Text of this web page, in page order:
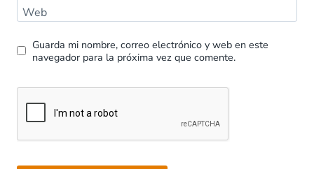
Web
Guarda mi nombre, correo electrónico y web en este
navegador para la próxima vez que comente.